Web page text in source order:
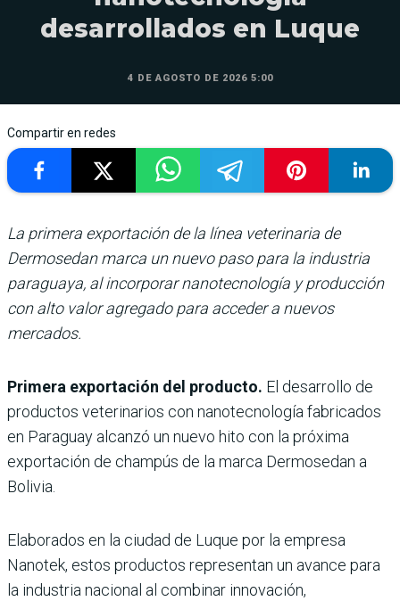
desarrollados en Luque
4 DE AGOSTO DE 2026 5:00
Compartir en redes
La primera exportación de la línea veterinaria de
Dermosedan marca un nuevo paso para la industria
paraguaya, al incorporar nanotecnología y producción
con alto valor agregado para acceder a nuevos
mercados.
Primera exportación del producto. El desarrollo de
productos veterinarios con nanotecnología fabricados
en Paraguay alcanzó un nuevo hito con la próxima
exportación de champús de la marca Dermosedan a
Bolivia.
Elaborados en la ciudad de Luque por la empresa
Nanotek, estos productos representan un avance para
la industria nacional al combinar innovación,